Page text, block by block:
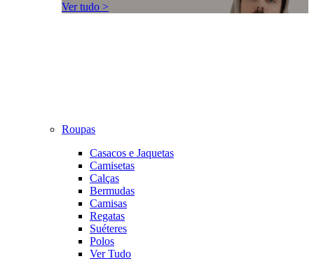
Ver tudo >
Roupas
Casacos e Jaquetas
Camisetas
Calças
Bermudas
Camisas
Regatas
Suéteres
Polos
Ver Tudo